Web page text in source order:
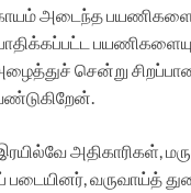
அடைந்த
சென்று
அதிகாரிகள்,
படையினர், வருவாய்த்